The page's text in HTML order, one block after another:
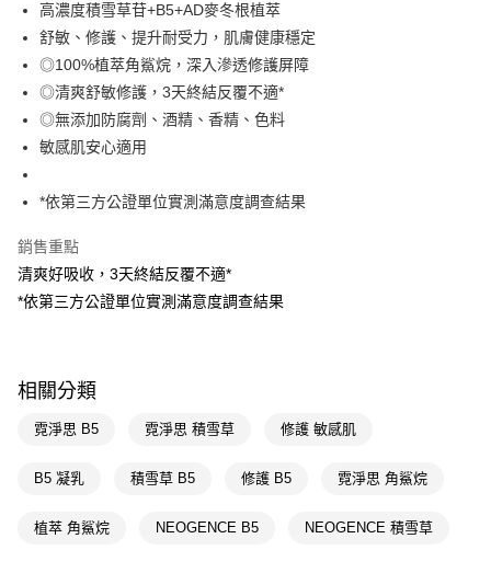
Google Pay
AFTEE先享後付
相關說明
【關於「AFTEE先享後付」】
AFTEE先享後付是「在收到商品之後才付款」的支付方式。 讓您購物簡單
便利好安心！
１．簡單：不需註冊會員、不需綁卡、不需儲值。
３．安心：先確認商品／服務後，再付款。
【「AFTEE先享後付」結帳流程】
１．於結帳方式選擇「AFTEE先享後付」後，將跳轉至「AFTEE先享後付」
２．訂單成立數日內，您將收到繳費通知簡訊。
購買商品的店家。未經商家同意取消之訂單仍視為有效，需透過AFTEE先享
※ 交易是否成功請以「AFTEE先享後付 」之結帳頁面顯示為準，若有關於
１．透過由恩沛科技股份有限公司提供之「AFTEE先享後付」服務完成之交
即享券
每筆NT$65，滿NT$390(含以上)免運費
付款後全家取貨
每筆NT$65，滿NT$490(含以上)免運費
付款後萊爾富取貨
每筆NT$65，滿NT$490(含以上)免運費
高濃度積雪草苷+B5+AD麥冬根植萃
舒敏、修護、提升耐受力，肌膚健康穩定
◎100%植萃角鯊烷，深入滲透修護屏障
◎清爽舒敏修護，3天終結反覆不適*
◎無添加防腐劑、酒精、香精、色料
敏感肌安心適用
*依第三方公證單位實測滿意度調查結果
銷售重點
清爽好吸收，3天終結反覆不適*
*依第三方公證單位實測滿意度調查結果
相關分類
霓淨思 B5 霓淨思 積雪草 修護 敏感肌
B5 凝乳 積雪草 B5 修護 B5 霓淨思 角鯊烷
植萃 角鯊烷 NEOGENCE B5 NEOGENCE 積雪草